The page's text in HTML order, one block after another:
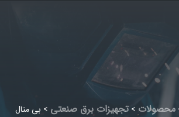
محصولات > تجهیزات برق صنعتی > بی متال